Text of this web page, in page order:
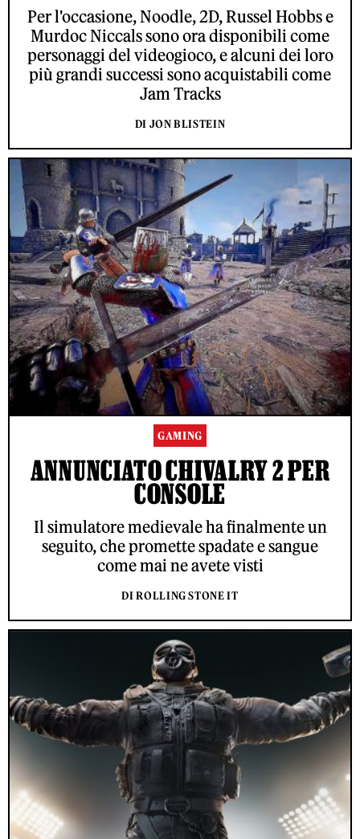
Per l'occasione, Noodle, 2D, Russel Hobbs e
Murdoc Niccals sono ora disponibili come
personaggi del videogioco, e alcuni dei loro
più grandi successi sono acquistabili come
Jam Tracks
DI JON BLISTEIN
GAMING
ANNUNCIATO CHIVALRY 2 PER
CONSOLE
Il simulatore medievale ha finalmente un
seguito, che promette spadate e sangue
come mai ne avete visti
DI ROLLING STONE IT